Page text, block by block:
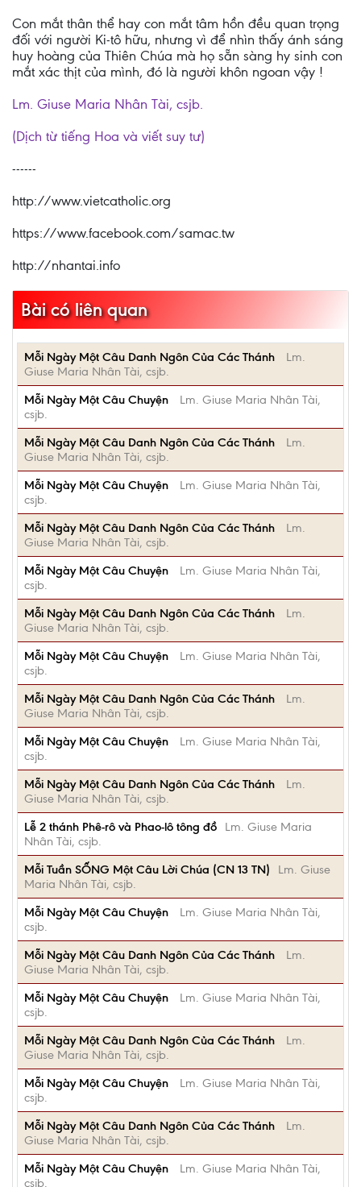
Con mắt thân thể hay con mắt tâm hồn đều quan trọng
đối với người Ki-tô hữu, nhưng vì để nhìn thấy ánh sáng
huy hoàng của Thiên Chúa mà họ sẵn sàng hy sinh con
mắt xác thịt của mình, đó là người khôn ngoan vậy !
Lm. Giuse Maria Nhân Tài, csjb.
(Dịch từ tiếng Hoa và viết suy tư)
------
http://www.vietcatholic.org
https://www.facebook.com/samac.tw
http://nhantai.info
Bài có liên quan
Mỗi Ngày Một Câu Danh Ngôn Của Các Thánh
Lm.
Giuse Maria Nhân Tài, csjb.
Mỗi Ngày Một Câu Chuyện
Lm. Giuse Maria Nhân Tài,
csjb.
Mỗi Ngày Một Câu Danh Ngôn Của Các Thánh
Lm.
Giuse Maria Nhân Tài, csjb.
Mỗi Ngày Một Câu Chuyện
Lm. Giuse Maria Nhân Tài,
csjb.
Mỗi Ngày Một Câu Danh Ngôn Của Các Thánh
Lm.
Giuse Maria Nhân Tài, csjb.
Mỗi Ngày Một Câu Chuyện
Lm. Giuse Maria Nhân Tài,
csjb.
Mỗi Ngày Một Câu Danh Ngôn Của Các Thánh
Lm.
Giuse Maria Nhân Tài, csjb.
Mỗi Ngày Một Câu Chuyện
Lm. Giuse Maria Nhân Tài,
csjb.
Mỗi Ngày Một Câu Danh Ngôn Của Các Thánh
Lm.
Giuse Maria Nhân Tài, csjb.
Mỗi Ngày Một Câu Chuyện
Lm. Giuse Maria Nhân Tài,
csjb.
Mỗi Ngày Một Câu Danh Ngôn Của Các Thánh
Lm.
Giuse Maria Nhân Tài, csjb.
Lễ 2 thánh Phê-rô và Phao-lô tông đồ
Lm. Giuse Maria
Nhân Tài, csjb.
Mỗi Tuần SỐNG Một Câu Lời Chúa (CN 13 TN)
Lm. Giuse
Maria Nhân Tài, csjb.
Mỗi Ngày Một Câu Chuyện
Lm. Giuse Maria Nhân Tài,
csjb.
Mỗi Ngày Một Câu Danh Ngôn Của Các Thánh
Lm.
Giuse Maria Nhân Tài, csjb.
Mỗi Ngày Một Câu Chuyện
Lm. Giuse Maria Nhân Tài,
csjb.
Mỗi Ngày Một Câu Danh Ngôn Của Các Thánh
Lm.
Giuse Maria Nhân Tài, csjb.
Mỗi Ngày Một Câu Chuyện
Lm. Giuse Maria Nhân Tài,
csjb.
Mỗi Ngày Một Câu Danh Ngôn Của Các Thánh
Lm.
Giuse Maria Nhân Tài, csjb.
Mỗi Ngày Một Câu Chuyện
Lm. Giuse Maria Nhân Tài,
csjb.